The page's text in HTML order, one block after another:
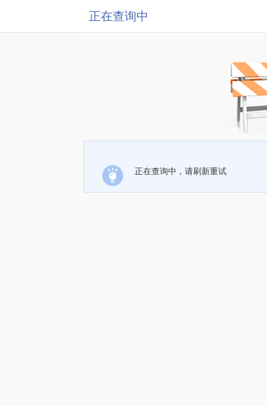
正在查询中
正在查询中，请刷新重试